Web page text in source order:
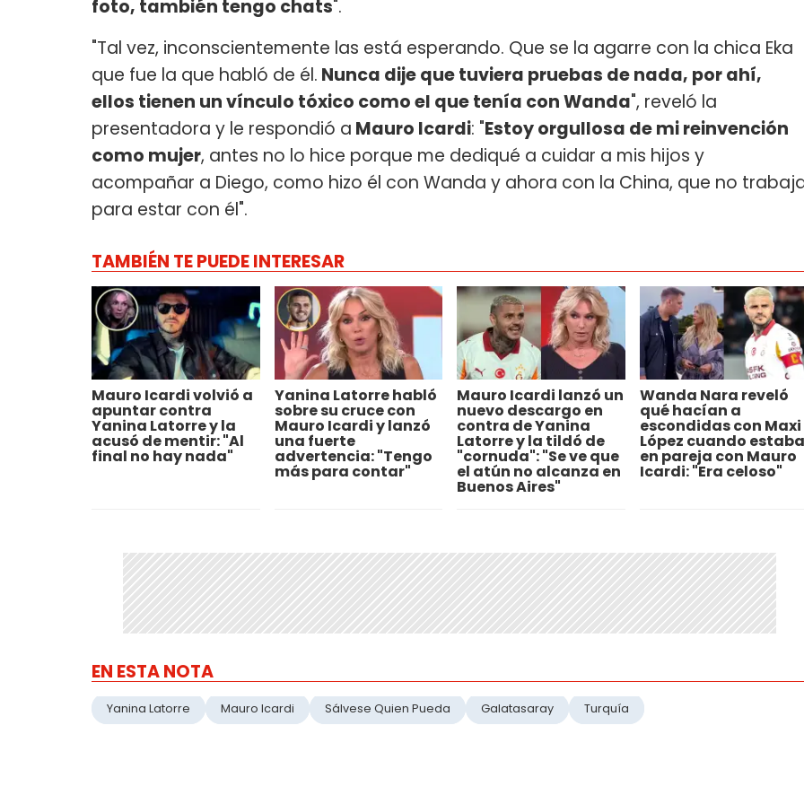
foto, también tengo chats".
"Tal vez, inconscientemente las está esperando. Que se la agarre con la chica Eka
que fue la que habló de él. Nunca dije que tuviera pruebas de nada, por ahí,
ellos tienen un vínculo tóxico como el que tenía con Wanda", reveló la
presentadora y le respondió a Mauro Icardi: "Estoy orgullosa de mi reinvención
como mujer, antes no lo hice porque me dediqué a cuidar a mis hijos y
acompañar a Diego, como hizo él con Wanda y ahora con la China, que no
para estar con él".
TAMBIÉN TE PUEDE INTERESAR
Mauro Icardi volvió a
apuntar contra
Yanina Latorre y la
acusó de mentir: "Al
final no hay nada"
Yanina Latorre habló
sobre su cruce con
Mauro Icardi y lanzó
una fuerte
advertencia: "Tengo
más para contar"
Mauro Icardi lanzó un
nuevo descargo en
contra de Yanina
Latorre y la tildó de
"cornuda": "Se ve que
el atún no alcanza en
Buenos Aires"
Wanda Nara reveló
qué hacían a
escondidas con Maxi
López cuando estaba
en pareja con Mauro
Icardi: "Era celoso"
EN ESTA NOTA
Yanina Latorre Mauro Icardi Sálvese Quien Pueda Galatasaray Turquía